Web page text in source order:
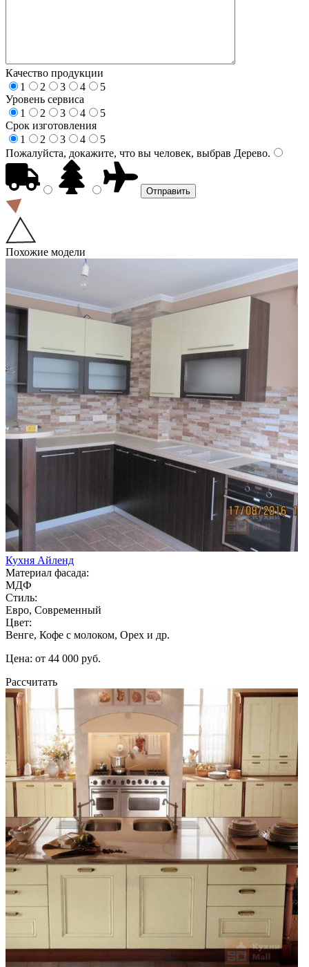
Качество продукции
1
2 3 4
5
Уровень сервиса
1
2 3 4
5
Срок изготовления
1
2 3 4
5
Пожалуйста, докажите, что вы человек, выбрав Дерево.
Похожие модели
Кухня Айленд
Материал фасада:
МДФ
Стиль:
Евро, Современный
Цвет:
Венге, Кофе с молоком, Орех и др.
Цена: от 44 000 руб.
Рассчитать